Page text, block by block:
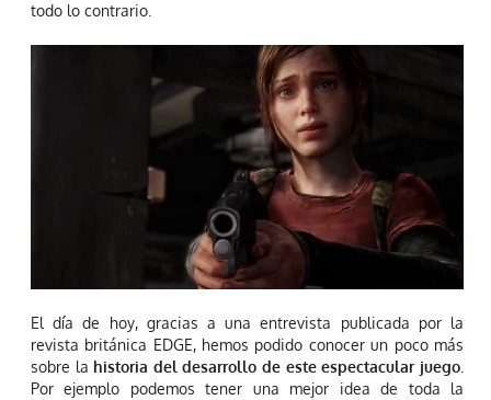
todo lo contrario.
El día de hoy, gracias a una entrevista publicada por la
revista británica EDGE, hemos podido conocer un poco más
sobre la historia del desarrollo de este espectacular juego
Por ejemplo podemos tener una mejor idea de toda la